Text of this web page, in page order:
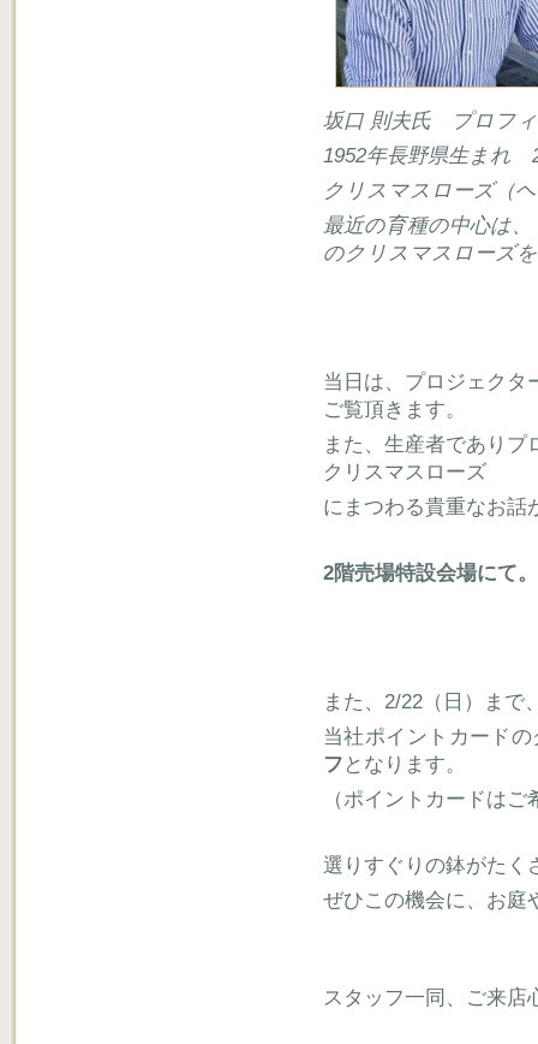
坂口 則夫氏 プロフ
1952年長野県生まれ
クリスマスローズ（
最近の育種の中心は
のクリスマスローズ
当日は、プロジェクタ
ご覧頂きます。
また、生産者であり
クリスマスローズ
にまつわる貴重なお話
2階売場特設会場にて
また、2/22（日）まで
当社ポイントカード
フ となります。
（ポイントカードは
選りすぐりの鉢がたく
ぜひこの機会に、お庭
スタッフ一同、ご来店